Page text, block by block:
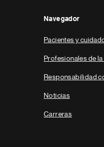
Navegador
Pacientes y
Profesionales de la
Responsabilidad
Noticias
Carreras